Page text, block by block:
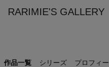
RARIMIE'S GALLERY
作品一覧 シリーズ プロフィ